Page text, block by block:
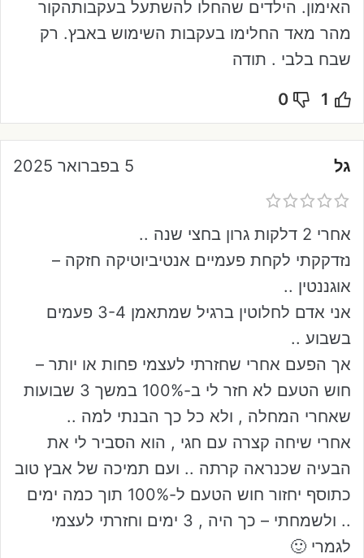
האימון. הילדים שהחלו להשתעל בעקבותהקור
מהר מאד החלימו בעקבות השימוש באבץ. רק
שבח בלבי . תודה
1
0
גל 5 בפברואר 2025
אחרי 2 דלקות גרון בחצי שנה ..
נזדקקתי לקחת פעמיים אנטיביוטיקה חזקה –
אוגננטין ..
אני אדם לחלוטין ברגיל שמתאמן 3-4 פעמים
בשבוע ..
אך הפעם אחרי שחזרתי לעצמי פחות או יותר –
חוש הטעם לא חזר לי ב-100% במשך 3 שבועות
שאחרי המחלה , ולא כל כך הבנתי למה ..
אחרי שיחה קצרה עם חגי , הוא הסביר לי את
הבעיה שכנראה קרתה .. ועם תמיכה של אבץ טוב
כתוסף יחזור חוש הטעם ל-100% תוך כמה ימים
.. ולשמחתי – כך היה , 3 ימים וחזרתי לעצמי
לגמרי 🙂